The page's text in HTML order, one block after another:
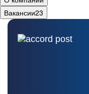
Вакансии23